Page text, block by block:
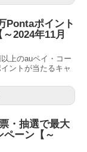
Pontaポイント
2024年11月
上のauペイ・コー
ントが当たるキャ
・抽選で最大
ペーン【～